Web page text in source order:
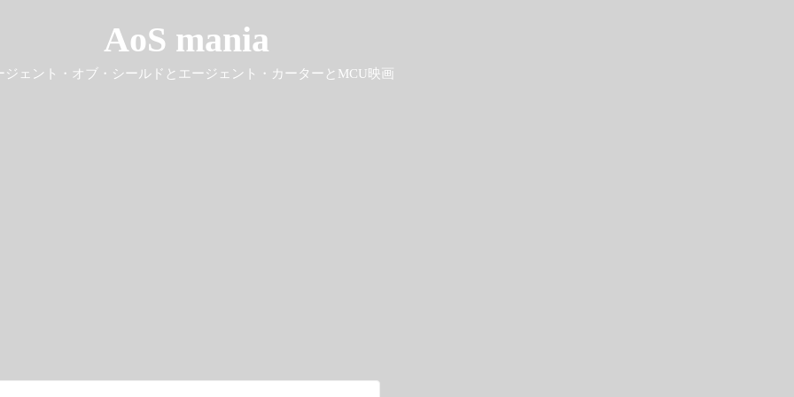
AoS mania
ジェント・オブ・シールドとエージェント・カーターとMCU映画